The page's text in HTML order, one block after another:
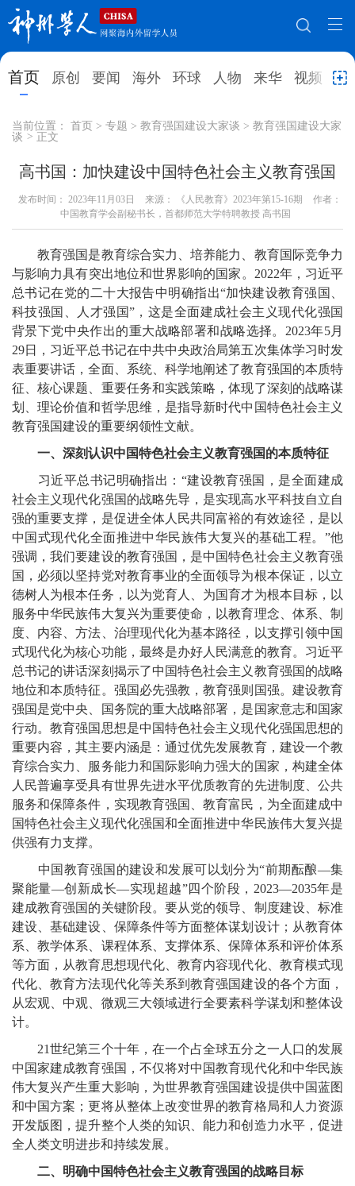
首页 原创 要闻 海外 环球 人物 来华 视频 教
网站地图
首页 原创 要闻 海外
综合 深度 专题 实用信息
招聘信息 更多数据
当前位置： 首页 > 专题 > 教育强国建设大家谈 > 教育强国建设大家
谈 > 正文
高书国：加快建设中国特色社会主义教育强国
发布时间： 2023年11月03日 来源： 《人民教育》2023年第15-16期
作者：
中国教育学会副秘书长，首都师范大学特聘教授 高书国
教育强国是教育综合实力、培养能力、教育国际竞争力
与影响力具有突出地位和世界影响的国家。2022年，习近平
总书记在党的二十大报告中明确指出“加快建设教育强国、
科技强国、人才强国”，这是全面建成社会主义现代化强国
背景下党中央作出的重大战略部署和战略选择。2023年5月
29日，习近平总书记在中共中央政治局第五次集体学习时发
表重要讲话，全面、系统、科学地阐述了教育强国的本质特
征、核心课题、重要任务和实践策略，体现了深刻的战略谋
划、理论价值和哲学思维，是指导新时代中国特色社会主义
教育强国建设的重要纲领性文献。
一、深刻认识中国特色社会主义教育强国的本质特征
习近平总书记明确指出：“建设教育强国，是全面建成
社会主义现代化强国的战略先导，是实现高水平科技自立自
强的重要支撑，是促进全体人民共同富裕的有效途径，是以
中国式现代化全面推进中华民族伟大复兴的基础工程。”他
强调，我们要建设的教育强国，是中国特色社会主义教育强
国，必须以坚持党对教育事业的全面领导为根本保证，以立
德树人为根本任务，以为党育人、为国育才为根本目标，以
服务中华民族伟大复兴为重要使命，以教育理念、体系、制
度、内容、方法、治理现代化为基本路径，以支撑引领中国
式现代化为核心功能，最终是办好人民满意的教育。习近平
总书记的讲话深刻揭示了中国特色社会主义教育强国的战略
地位和本质特征。强国必先强教，教育强则国强。建设教育
强国是党中央、国务院的重大战略部署，是国家意志和国家
行动。教育强国思想是中国特色社会主义现代化强国思想的
重要内容，其主要内涵是：通过优先发展教育，建设一个教
育综合实力、服务能力和国际影响力强大的国家，构建全体
人民普遍享受具有世界先进水平优质教育的先进制度、公共
服务和保障条件，实现教育强国、教育富民，为全面建成中
国特色社会主义现代化强国和全面推进中华民族伟大复兴提
供强有力支撑。
中国教育强国的建设和发展可以划分为“前期酝酿—集
聚能量—创新成长—实现超越”四个阶段，2023—2035年是
建成教育强国的关键阶段。要从党的领导、制度建设、标准
建设、基础建设、保障条件等方面整体谋划设计；从教育体
系、教学体系、课程体系、支撑体系、保障体系和评价体系
等方面，从教育思想现代化、教育内容现代化、教育模式现
代化、教育方法现代化等关系到教育强国建设的各个方面，
从宏观、中观、微观三大领域进行全要素科学谋划和整体设
计。
21世纪第三个十年，在一个占全球五分之一人口的发展
中国家建成教育强国，不仅将对中国教育现代化和中华民族
伟大复兴产生重大影响，为世界教育强国建设提供中国蓝图
和中国方案；更将从整体上改变世界的教育格局和人力资源
开发版图，提升整个人类的知识、能力和创造力水平，促进
全人类文明进步和持续发展。
二、明确中国特色社会主义教育强国的战略目标